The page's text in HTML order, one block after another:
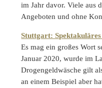
im Jahr davor. Viele aus
Angeboten und ohne
Stuttgart: Spektakuläres
Es mag ein großes Wort
Januar 2020, wurde im
Drogengeldwäsche gilt
an einem Beispiel aber